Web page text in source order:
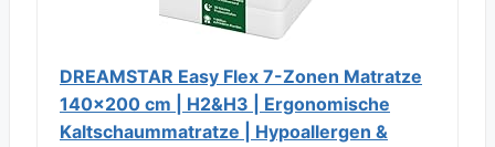
DREAMSTAR Easy Flex 7-Zonen Matratze
140x200 cm | H2&H3 | Ergonomische
Kaltschaummatratze | Hypoallergen &